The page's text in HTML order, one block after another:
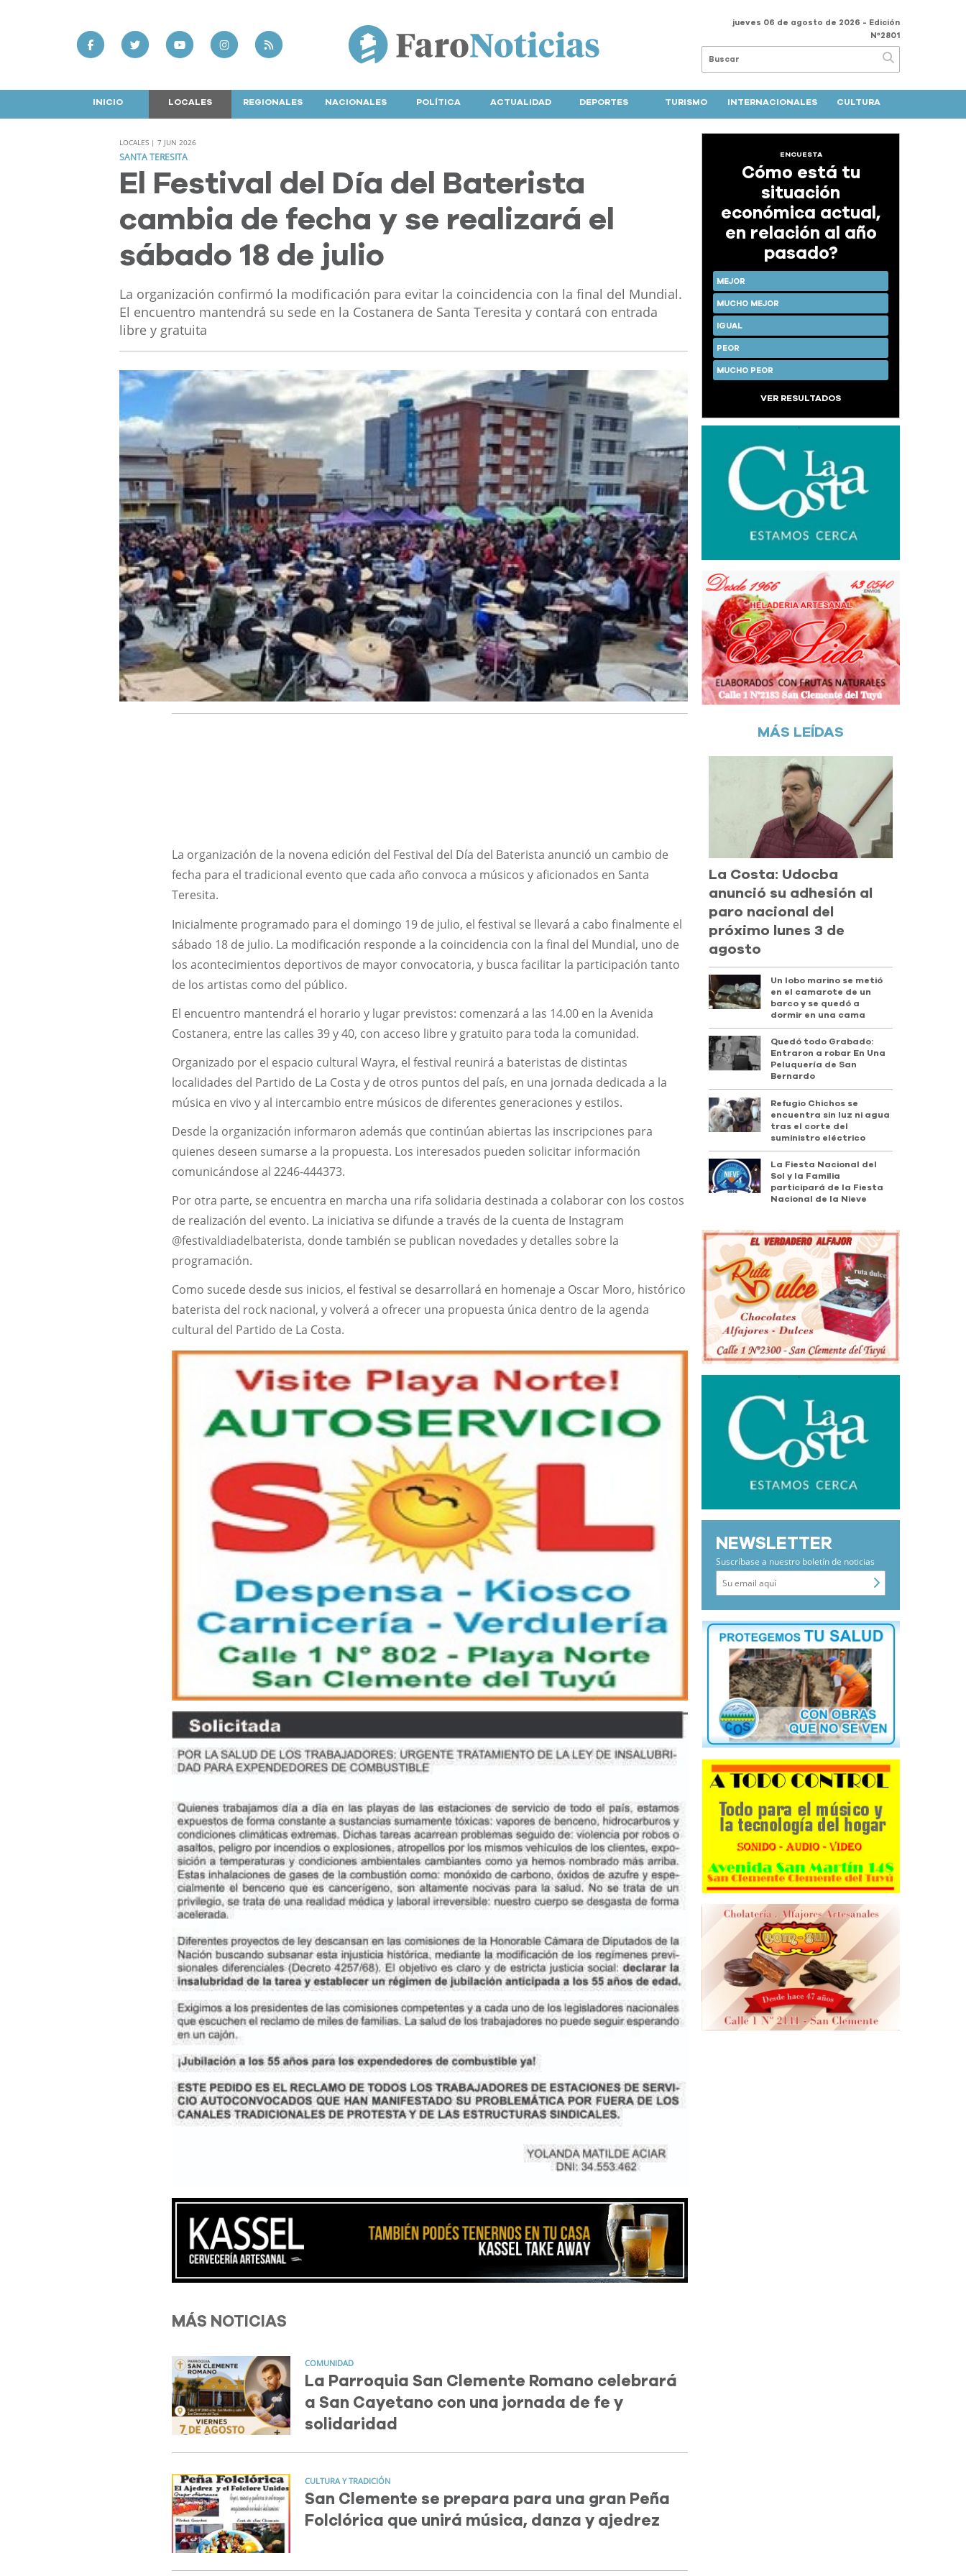
jueves 06 de agosto de 2026 - Edición
Nº2801
INICIO LOCALES REGIONALES NACIONALES POLÍTICA ACTUALIDAD DEPORTES TURISMO INTERNACIONALES CULTURA
LOCALES | 7 JUN 2026
SANTA TERESITA
El Festival del Día del Baterista
cambia de fecha y se realizará el
sábado 18 de julio
La organización confirmó la modificación para evitar la coincidencia con la final del Mundial.
El encuentro mantendrá su sede en la Costanera de Santa Teresita y contará con entrada
libre y gratuita
La organización de la novena edición del Festival del Día del Baterista anunció un cambio de
fecha para el tradicional evento que cada año convoca a músicos y aficionados en Santa
Teresita.
Inicialmente programado para el domingo 19 de julio, el festival se llevará a cabo finalmente el
sábado 18 de julio. La modificación responde a la coincidencia con la final del Mundial, uno de
los acontecimientos deportivos de mayor convocatoria, y busca facilitar la participación tanto
de los artistas como del público.
El encuentro mantendrá el horario y lugar previstos: comenzará a las 14.00 en la Avenida
Costanera, entre las calles 39 y 40, con acceso libre y gratuito para toda la comunidad.
Organizado por el espacio cultural Wayra, el festival reunirá a bateristas de distintas
localidades del Partido de La Costa y de otros puntos del país, en una jornada dedicada a la
música en vivo y al intercambio entre músicos de diferentes generaciones y estilos.
Desde la organización informaron además que continúan abiertas las inscripciones para
quienes deseen sumarse a la propuesta. Los interesados pueden solicitar información
comunicándose al 2246-444373.
Por otra parte, se encuentra en marcha una rifa solidaria destinada a colaborar con los costos
de realización del evento. La iniciativa se difunde a través de la cuenta de Instagram
@festivaldiadelbaterista, donde también se publican novedades y detalles sobre la
programación.
Como sucede desde sus inicios, el festival se desarrollará en homenaje a Oscar Moro, histórico
baterista del rock nacional, y volverá a ofrecer una propuesta única dentro de la agenda
cultural del Partido de La Costa.
MÁS NOTICIAS
COMUNIDAD
La Parroquia San Clemente Romano celebrará
a San Cayetano con una jornada de fe y
solidaridad
CULTURA Y TRADICIÓN
San Clemente se prepara para una gran Peña
Folclórica que unirá música, danza y ajedrez
ENCUESTA
Cómo está tu
situación
económica actual,
en relación al año
pasado?
MEJOR
MUCHO MEJOR
IGUAL
PEOR
MUCHO PEOR
VER RESULTADOS
MÁS LEÍDAS
La Costa: Udocba
anunció su adhesión al
paro nacional del
próximo lunes 3 de
agosto
Un lobo marino se metió
en el camarote de un
barco y se quedó a
dormir en una cama
Quedó todo Grabado:
Entraron a robar En Una
Peluquería de San
Bernardo
Refugio Chichos se
encuentra sin luz ni agua
tras el corte del
suministro eléctrico
La Fiesta Nacional del
Sol y la Familia
participará de la Fiesta
Nacional de la Nieve
NEWSLETTER
Suscríbase a nuestro boletín de noticias